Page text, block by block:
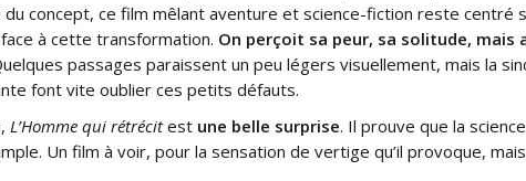
concept, ce film mêlant aventure et science-fiction reste centré
à cette transformation. On perçoit sa peur, sa solitude, mais
passages paraissent un peu légers visuellement, mais la
font vite oublier ces petits défauts.
L’Homme qui rétrécitest une belle surprise. Il prouve que la
Un film à voir, pour la sensation de vertige qu’il provoque,